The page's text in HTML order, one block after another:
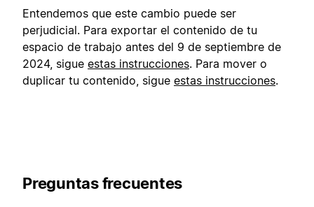
Entendemos que este cambio puede ser
perjudicial. Para exportar el contenido de tu
espacio de trabajo antes del 9 de septiembre de
2024, sigue estas instrucciones. Para mover o
duplicar tu contenido, sigue estas instrucciones.
Preguntas frecuentes